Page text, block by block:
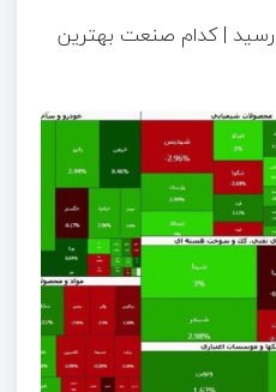
قدرت خریدار حقیقی به ۰.۸ رسید | کدام صنعت بهترین